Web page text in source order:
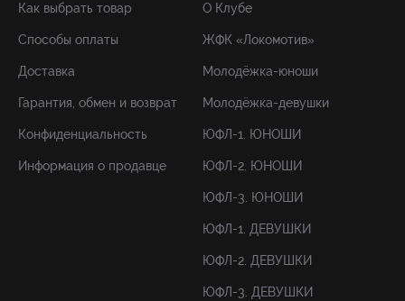
Как выбрать товар
Способы оплаты
Доставка
Гарантия, обмен и возврат
Конфиденциальность
Информация о продавце
О Клубе
ЖФК «Локомотив»
Молодёжка-юноши
Молодёжка-девушки
ЮФЛ-1. ЮНОШИ
ЮФЛ-2. ЮНОШИ
ЮФЛ-3. ЮНОШИ
ЮФЛ-1. ДЕВУШКИ
ЮФЛ-2. ДЕВУШКИ
ЮФЛ-3. ДЕВУШКИ